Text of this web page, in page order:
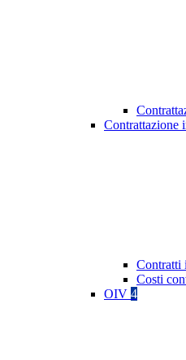
Contrattazione
Contratti
Costi
OIV 4